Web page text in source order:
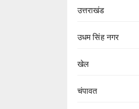
उत्तराखंड
उधम सिंह नगर
खेल
चंपावत